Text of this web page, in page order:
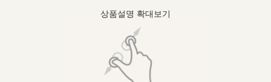
상품설명 확대보기